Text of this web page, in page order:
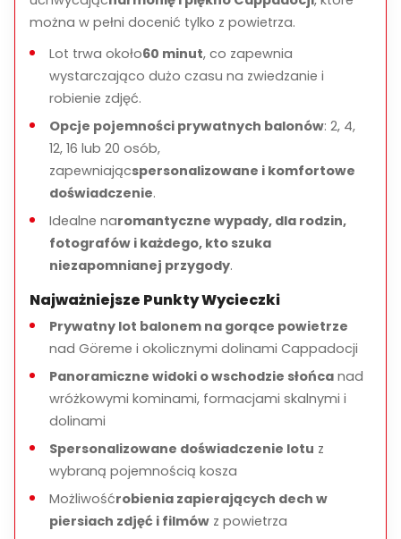
Doświadczwschodu słońca nad Cappadocjąz
prywatnego balonu na gorące powietrze
Unikaj nad najpiękniejszymi dolinami i formacjami
skalnymi
Ciesz sięlekki śniadaniem i toastem z szampanem
Prywatne ispersonalizowane doświadczenie lotu
Wliczonetransfery z hoteludla wygody
można w pełni docenić tylko z powietrza.
Lot trwa około60 minut, co zapewnia
wystarczająco dużo czasu na zwiedzanie i
robienie zdjęć.
Opcje pojemności prywatnych balonów: 2, 4,
12, 16 lub 20 osób,
zapewniającspersonalizowane i komfortowe
doświadczenie.
Idealne naromantyczne wypady, dla rodzin,
fotografów i każdego, kto szuka
niezapomnianej przygody.
Najważniejsze Punkty Wycieczki
Prywatny lot balonem na gorące powietrze
nad Göreme i okolicznymi dolinami Cappadocji
Panoramiczne widoki o wschodzie słońca nad
wróżkowymi kominami, formacjami skalnymi i
dolinami
Spersonalizowane doświadczenie lotu z
wybraną pojemnością kosza
Możliwośćrobienia zapierających dech w
piersiach zdjęć i filmów z powietrza